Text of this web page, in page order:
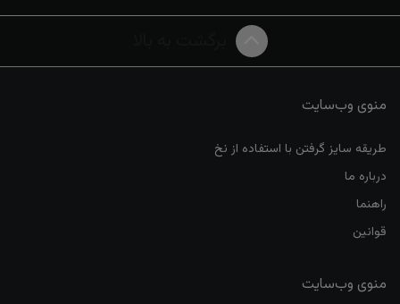
منوی وب‌سایت
طریقه سایز گرفتن با استفاده از نخ
درباره ما
راهنما
قوانین
منوی وب‌سایت